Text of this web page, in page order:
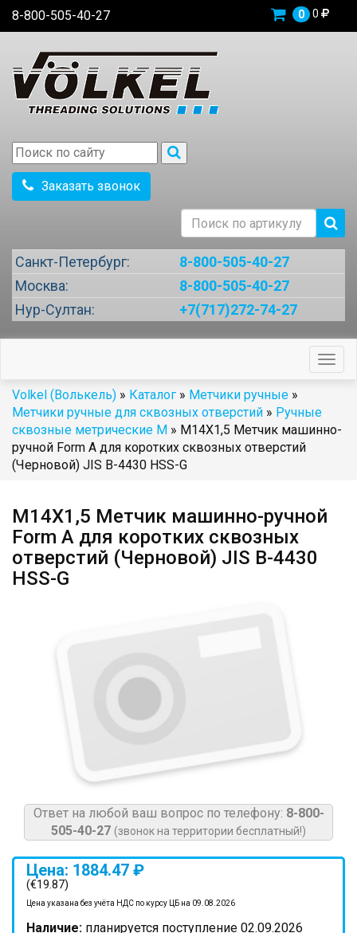
8-800-505-40-27 0 0
Заказать звонок
Санкт-Петербург:
8-800-505-40-27
Москва:
8-800-505-40-27
Нур-Султан:
+7(717)272-74-27
Volkel (Волькель) » Каталог » Метчики ручные »
Метчики ручные для сквозных отверстий » Ручные
сквозные метрические М » М14Х1,5 Метчик машинно-
ручной Form A для коротких сквозных отверстий
(Черновой) JIS B-4430 HSS-G
М14Х1,5 Метчик машинно-ручной
Form A для коротких сквозных
отверстий (Черновой) JIS B-4430
HSS-G
Ответ на любой ваш вопрос по телефону: 8-800-
505-40-27 (звонок на территории бесплатный!)
Цена: 1884.47 ₽
(€19.87)
Цена указана без учёта НДС по курсу ЦБ на 09.08.2026
Наличие: планируется поступление 02.09.2026